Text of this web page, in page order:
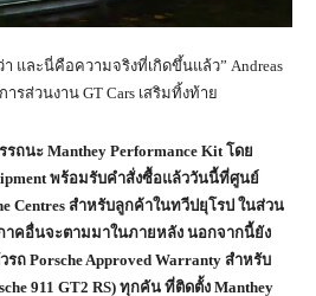
และนี่คือความจริงที่เกิดขึ้นแล้ว” Andreas
รส่วนงาน GT Cars เสริมทิ้งท้าย
รถนะ Manthey Performance Kit โดย
พร้อมรับคำสั่งซื้อแล้ววันนี้ที่ศูนย์
Centres สำหรับลูกค้าในทวีปยุโรป ในส่วน
คอื่นจะตามมาในภายหลัง นอกจากนี้ยัง
รถ Porsche Approved Warranty สำหรับ
911 GT2 RS) ทุกคัน ที่ติดตั้ง Manthey